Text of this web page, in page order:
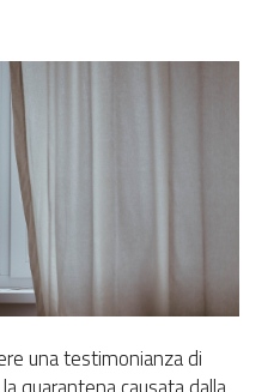
una testimonianza di